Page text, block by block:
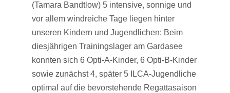
(Tamara Bandtlow) 5 intensive, sonnige und
vor allem windreiche Tage liegen hinter
unseren Kindern und Jugendlichen: Beim
diesjährigen Trainingslager am Gardasee
konnten sich 6 Opti-A-Kinder, 6 Opti-B-Kinder
sowie zunächst 4, später 5 ILCA-Jugendliche
optimal auf die bevorstehende Regattasaison